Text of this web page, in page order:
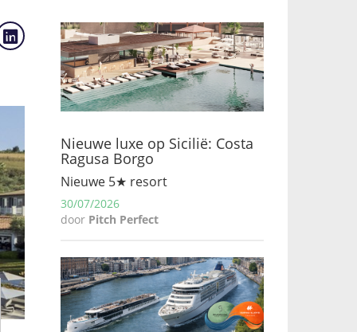
Nieuwe luxe op Sicilië: Costa
Ragusa Borgo
Nieuwe 5★ resort
30/07/2026
door Pitch Perfect